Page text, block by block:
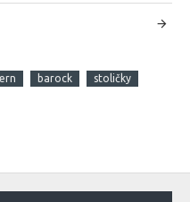
barock stoličky